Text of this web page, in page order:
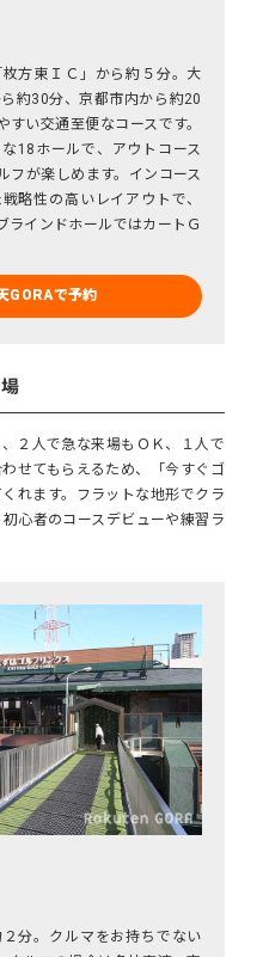
方東ＩＣ」から約５分。大
約30分、京都市内から約20
い交通至便なコースです。
18ホールで、アウトコース
フが楽しめます。インコース
略性の高いレイアウトで、
ラインドホールではカートＧ
GORAで予約
２人で急な来場もＯＫ、１人で
せてもらえるため、「今すぐゴ
れます。フラットな地形でクラ
心者のコースデビューや練習ラ
分。クルマをお持ちでない